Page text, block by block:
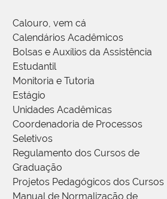
Calouro, vem cá
Calendários Acadêmicos
Bolsas e Auxílios da Assistência
Estudantil
Monitoria e Tutoria
Estágio
Unidades Acadêmicas
Coordenadoria de Processos
Seletivos
Regulamento dos Cursos de
Graduação
Projetos Pedagógicos dos Cursos
Manual de Normalização de